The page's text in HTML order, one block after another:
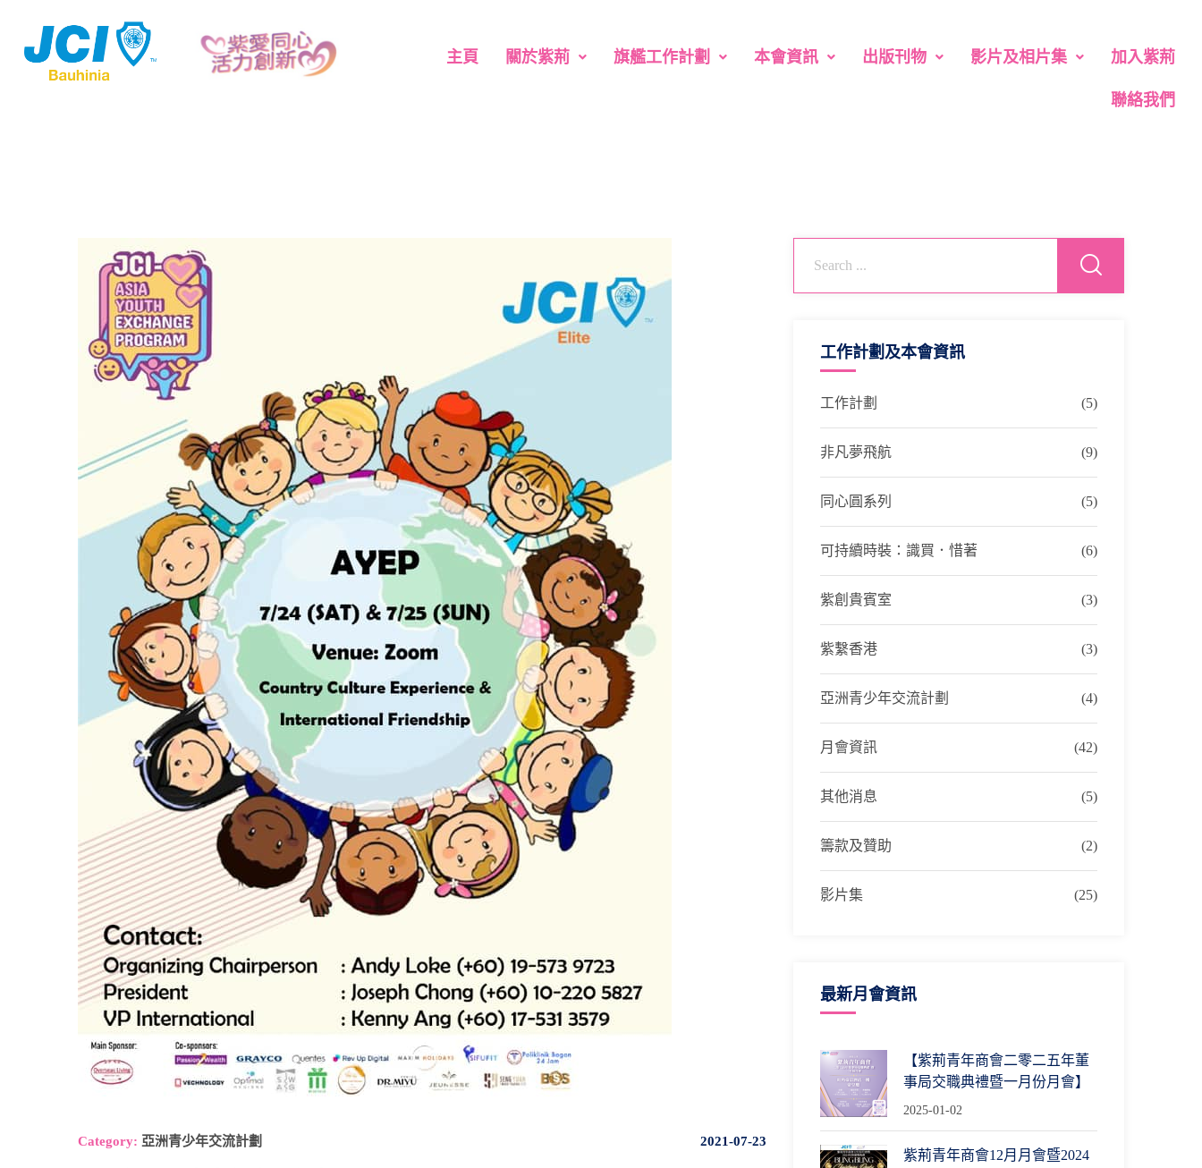
主頁 關於紫荊 旗艦工作計劃 本會資訊 出版刊物 影片及相片集 加入紫荊
聯絡我們
Category: 亞洲青少年交流計劃 2021-07-23
工作計劃及本會資訊
工作計劃 (5)
非凡夢飛航 (9)
同心圓系列 (5)
可持續時裝：識買．惜著 (6)
紫創貴賓室 (3)
紫繫香港 (3)
亞洲青少年交流計劃 (4)
月會資訊 (42)
其他消息 (5)
籌款及贊助 (2)
影片集 (25)
最新月會資訊
【紫荊青年商會二零二五年董
事局交職典禮暨一月份月會】
2025-01-02
紫荊青年商會12月月會暨2024